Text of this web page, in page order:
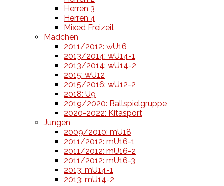
Herren 3
Herren 4
Mixed Freizeit
Mädchen
2011/2012: wU16
2013/2014: wU14-1
2013/2014: wU14-2
2015: wU12
2015/2016: wU12-2
2018: U9
2019/2020: Ballspielgruppe
2020-2022: Kitasport
Jungen
2009/2010: mU18
2011/2012: mU16-1
2011/2012: mU16-2
2011/2012: mU16-3
2013: mU14-1
2013: mU14-2